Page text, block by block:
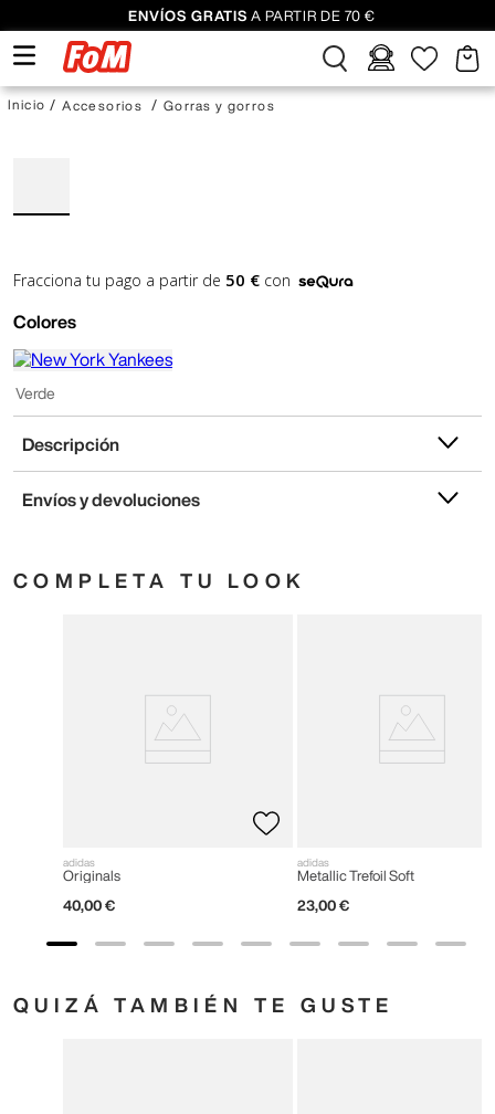
ENVÍOS GRATIS A PARTIR DE 70 €
Accesorios Gorras y gorros
Fracciona tu pago a partir de 50 € con
Colores
Verde
Descripción
Envíos y devoluciones
COMPLETA TU LOOK
adidas
Originals
40,00 €
adidas
Metallic Trefoil Soft
23,00 €
QUIZÁ TAMBIÉN TE GUSTE